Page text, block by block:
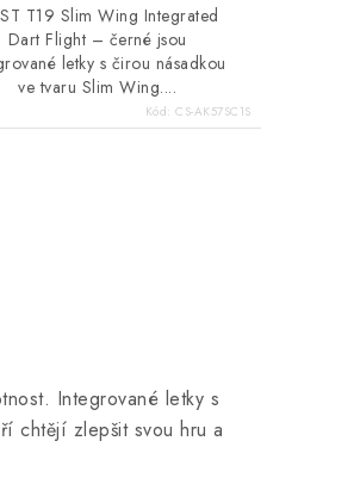
T19 Slim Wing Integrated
Dart Flight – černé jsou
letky s čirou násadkou
ve tvaru Slim Wing....
Kód:CS-AK57SC1S
Integrované letky s
chtějí zlepšit svou hru a